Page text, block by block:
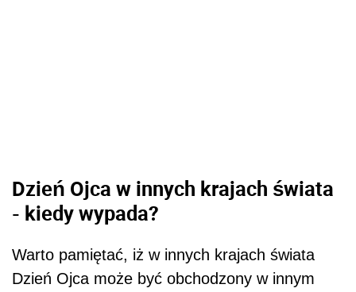
Dzień Ojca w innych krajach świata
- kiedy wypada?
Warto pamiętać, iż w innych krajach świata
Dzień Ojca może być obchodzony w innym